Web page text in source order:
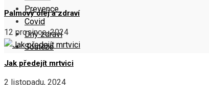
Prevence
Covid
Dny zdraví
Soutěže
Palmový olej a zdraví
12 prosince, 2024
Jak předejít mrtvici
2 listopadu, 2024